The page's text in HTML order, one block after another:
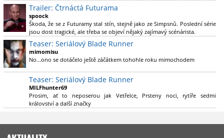
Držím tomu palce.
Gibson a co je jeho debutová kniha zač), přičemž 25 let (od Matrixu,
který pojem cyberpunk dostal do povědomí i obyčejného diváka a
nikoliv fanouška žánru) marně doufám, že si po řadě "duchovních
nástupců", kteří přišli poté (Ghost In The Shell, Alita: Battle Angel,
Altered Carbon, Blade Runner 2049, Cyberpunk 2077, atd.), někdo
konečně vzpomene i na bibli cyberpunku, se kterou to všechno začalo.
Teď už nezbývá nic jiného než se tiše modlit a doufat, že to bude stát za
to
. Plus kudos za sázku na seriál a nikoliv film, snad tvůrci tu
Trailer: Čtrnáctá Futurama
spoock
Škoda, že se z Futuramy stal stín, stejně jako ze Simpsnů. Poslední série
jsou dost tragické, ale třeba se objeví nějaký zajímavý scénárista.
Nedávno začala vycházet nová řada Ricka a Mortyho a já z úžasem zjistil,
že se na to dá opět koukat.
Teaser: Seriálový Blade Runner
mimomisu
No...ono se dotáčelo ještě záčátkem tohohle roku mimochodem
Teaser: Seriálový Blade Runner
MILFhunter69
Prosim, ať to neposerou jak Vetřelce, Prsteny noci, rytíře sedmi
království a další značky